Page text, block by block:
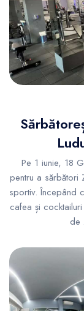
Pe 1 iunie, 18
pentru a sărbători
sportiv. Începând
cafea și
de